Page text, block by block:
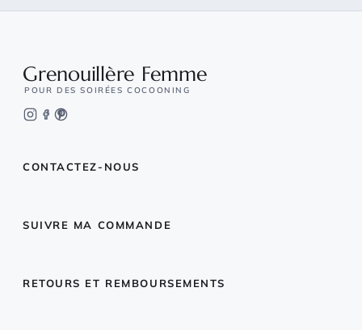
Grenouillère Femme
POUR DES SOIRÉES COCOONING
CONTACTEZ-NOUS
SUIVRE MA COMMANDE
RETOURS ET REMBOURSEMENTS